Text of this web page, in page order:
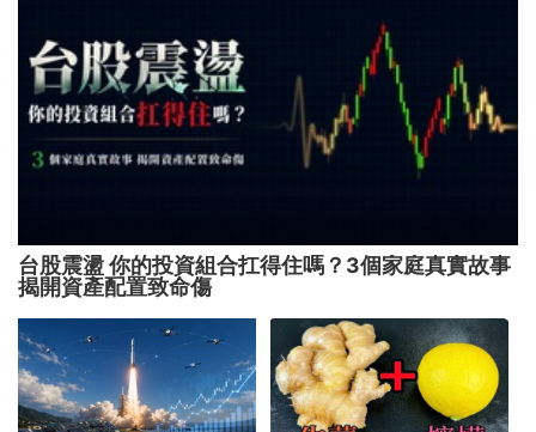
台股震盪 你的投資組合扛得住嗎？3個家庭真實故事
揭開資產配置致命傷